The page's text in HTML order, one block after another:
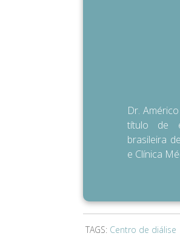
Dr.
título de
brasileira
e Clínica
TAGS: Centro de diálise